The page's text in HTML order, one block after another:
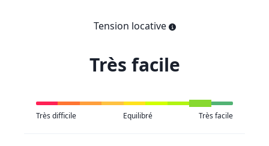
Tension locative
Très facile
Très difficile Equilibré Très facile